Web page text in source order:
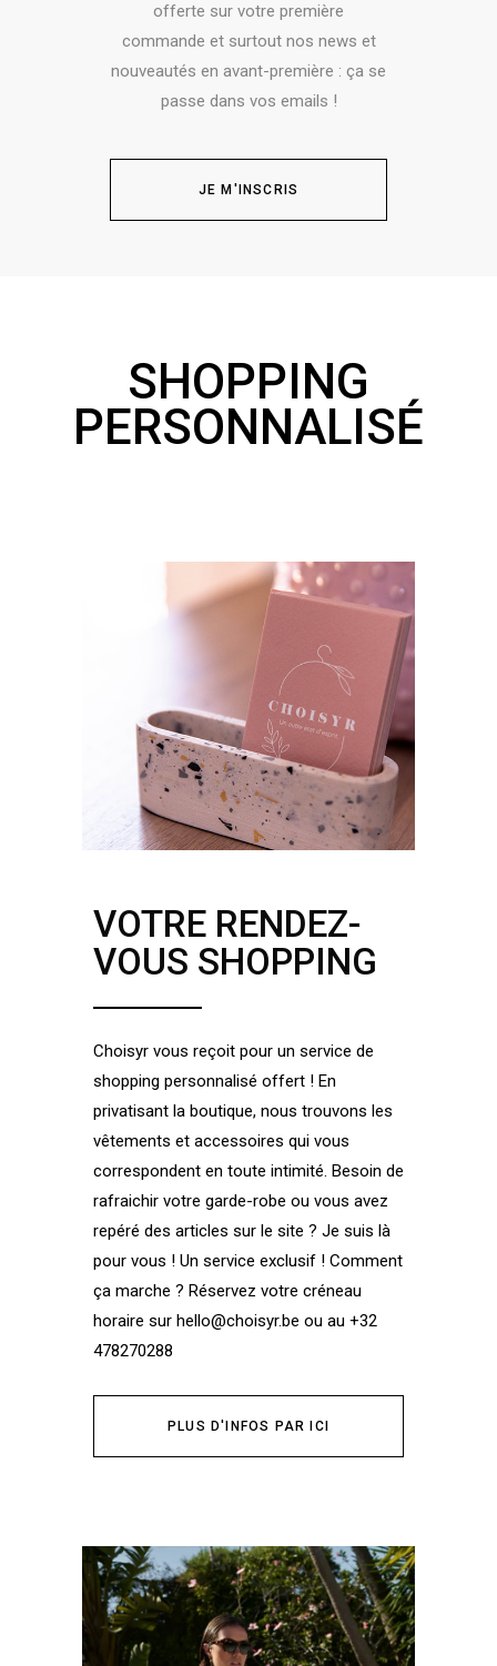
offerte sur votre première
commande et surtout nos news et
nouveautés en avant-première : ça se
passe dans vos emails !
JE M'INSCRIS
SHOPPING
PERSONNALISÉ
VOTRE RENDEZ-
VOUS SHOPPING
Choisyr vous reçoit pour un service de
shopping personnalisé offert ! En
privatisant la boutique, nous trouvons les
vêtements et accessoires qui vous
correspondent en toute intimité. Besoin de
rafraichir votre garde-robe ou vous avez
repéré des articles sur le site ? Je suis là
pour vous ! Un service exclusif ! Comment
ça marche ? Réservez votre créneau
horaire sur hello@choisyr.be ou au +32
478270288
PLUS D'INFOS PAR ICI